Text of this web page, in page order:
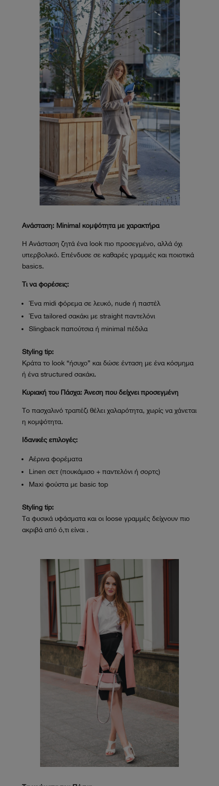
Ανάσταση: Minimal κομψότητα με χαρακτήρα
Η Ανάσταση ζητά ένα look πιο προσεγμένο, αλλά όχι
υπερβολικό. Επένδυσε σε καθαρές γραμμές και ποιοτικά
basics.
Τι να φορέσεις:
Ένα midi φόρεμα σε λευκό, nude ή παστέλ
Ένα tailored σακάκι με straight παντελόνι
Slingback παπούτσια ή minimal πέδιλα
Styling tip:
Κράτα το look “ήσυχο” και δώσε ένταση με ένα κόσμημα
ή ένα structured σακάκι.
Κυριακή του Πάσχα: Άνεση που δείχνει προσεγμένη
Το πασχαλινό τραπέζι θέλει χαλαρότητα, χωρίς να χάνεται
η κομψότητα.
Ιδανικές επιλογές:
Αέρινα φορέματα
Linen σετ (πουκάμισο + παντελόνι ή σορτς)
Maxi φούστα με basic top
Styling tip:
Τα φυσικά υφάσματα και οι loose γραμμές δείχνουν πιο
ακριβά από ό,τι είναι .